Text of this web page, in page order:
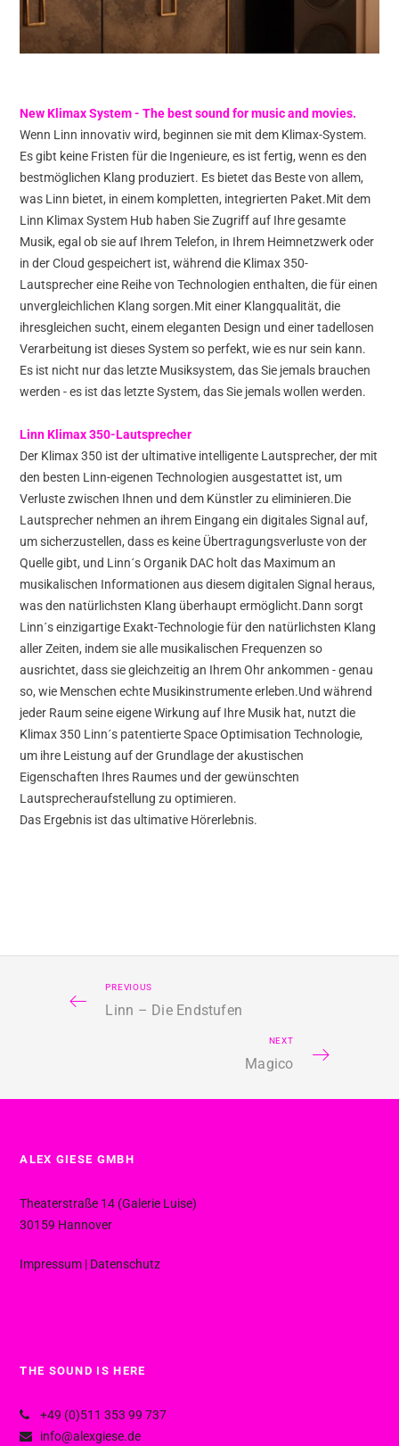
New Klimax System - The best sound for music and movies.
Wenn Linn innovativ wird, beginnen sie mit dem Klimax-System.
Es gibt keine Fristen für die Ingenieure, es ist fertig, wenn es den
bestmöglichen Klang produziert. Es bietet das Beste von allem,
was Linn bietet, in einem kompletten, integrierten Paket.Mit dem
Linn Klimax System Hub haben Sie Zugriff auf Ihre gesamte
Musik, egal ob sie auf Ihrem Telefon, in Ihrem Heimnetzwerk oder
in der Cloud gespeichert ist, während die Klimax 350-
Lautsprecher eine Reihe von Technologien enthalten, die für einen
unvergleichlichen Klang sorgen.Mit einer Klangqualität, die
ihresgleichen sucht, einem eleganten Design und einer tadellosen
Verarbeitung ist dieses System so perfekt, wie es nur sein kann.
Es ist nicht nur das letzte Musiksystem, das Sie jemals brauchen
werden - es ist das letzte System, das Sie jemals wollen werden.
Linn Klimax 350-Lautsprecher
Der Klimax 350 ist der ultimative intelligente Lautsprecher, der mit
den besten Linn-eigenen Technologien ausgestattet ist, um
Verluste zwischen Ihnen und dem Künstler zu eliminieren.Die
Lautsprecher nehmen an ihrem Eingang ein digitales Signal auf,
um sicherzustellen, dass es keine Übertragungsverluste von der
Quelle gibt, und Linn´s Organik DAC holt das Maximum an
musikalischen Informationen aus diesem digitalen Signal heraus,
was den natürlichsten Klang überhaupt ermöglicht.Dann sorgt
Linn´s einzigartige Exakt-Technologie für den natürlichsten Klang
aller Zeiten, indem sie alle musikalischen Frequenzen so
ausrichtet, dass sie gleichzeitig an Ihrem Ohr ankommen - genau
so, wie Menschen echte Musikinstrumente erleben.Und während
jeder Raum seine eigene Wirkung auf Ihre Musik hat, nutzt die
Klimax 350 Linn´s patentierte Space Optimisation Technologie,
um ihre Leistung auf der Grundlage der akustischen
Eigenschaften Ihres Raumes und der gewünschten
Lautsprecheraufstellung zu optimieren.
Das Ergebnis ist das ultimative Hörerlebnis.
PREVIOUS
Linn – Die Endstufen
NEXT
Magico
ALEX GIESE GMBH
Theaterstraße 14 (Galerie Luise)
30159 Hannover
Impressum | Datenschutz
THE SOUND IS HERE
+49 (0)511 353 99 737
info@alexgiese.de